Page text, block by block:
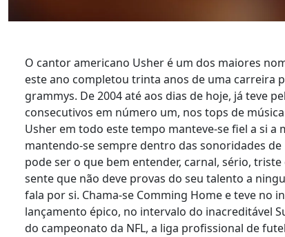
O cantor americano Usher é um dos maiores
este ano completou trinta anos de uma carreira
grammys. De 2004 até aos dias de hoje, já teve
consecutivos em número um, nos tops de
Usher em todo este tempo manteve-se fiel a si a
mantendo-se sempre dentro das sonoridades de
pode ser o que bem entender, carnal, sério,
sente que não deve provas do seu talento a
fala por si. Chama-se Comming Home e teve no
lançamento épico, no intervalo do inacreditável
do campeonato da NFL, a liga profissional de